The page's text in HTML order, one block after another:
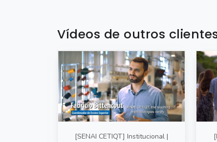
Vídeos de outros
[SENAI CETIQT] Institucional |